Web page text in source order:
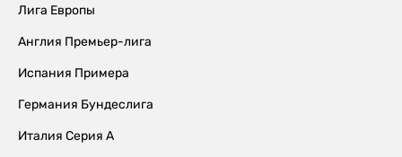
Лига Европы
Англия Премьер-лига
Испания Примера
Германия Бундеслига
Италия Серия А